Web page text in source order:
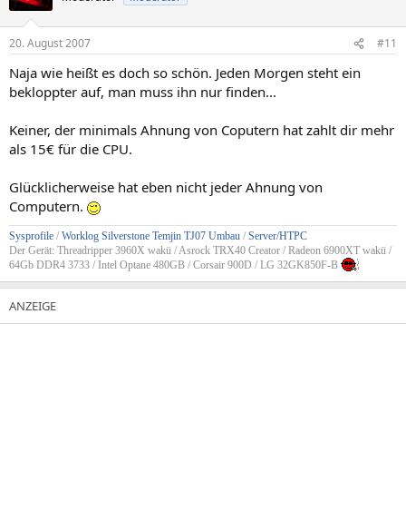
20. August 2007 #11
Naja wie heißt es doch so schön. Jeden Morgen steht ein
bekloppter auf, man muss ihn nur finden...
Keiner, der minimals Ahnung von Coputern hat zahlt dir mehr
als 15€ für die CPU.
Glücklicherweise hat eben nicht jeder Ahnung von
Computern.
Sysprofile / Worklog Silverstone Temjin TJ07 Umbau / Server/HTPC
Der Gerät: Threadripper 3960X wakü / Asrock TRX40 Creator / Radeon 6900XT wakü /
64Gb DDR4 3733 / Intel Optane 480GB / Corsair 900D / LG 32GK850F-B